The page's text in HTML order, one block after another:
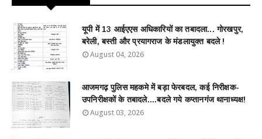
यूपी में 13 आईएएस अधिकारियों का तबादला... गोरखपुर,
बरेली, बस्ती और प्रयागराज के मंडलायुक्त बदले !
August 04, 2026
आजमगढ़ पुलिस महकमे में बड़ा फेरबदल, कई निरीक्षक-
उपनिरीक्षकों के तबादले....बदले गये कप्तानगंज थानाध्यक्ष!
August 03, 2026